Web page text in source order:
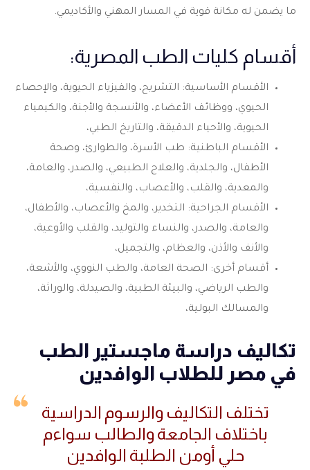
ما يضمن له مكانة قوية في المسار المهني والأكاديمي.
أقسام كليات الطب المصرية:
الأقسام الأساسية: التشريح، والفيزياء الحيوية، والإحصاء
الحيوي، ووظائف الأعضاء، والأنسجة والأجنة، والكيمياء
الحيوية، والأحياء الدقيقة، والتاريخ الطبي،
الأقسام الباطنية: طب الأسرة، والطوارئ، وصحة
الأطفال، والجلدية، والعلاج الطبيعي، والصدر، والعامة،
والمعدية، والقلب، والأعصاب، والنفسية،
الأقسام الجراحية: التخدير، والمخ والأعصاب، والأطفال،
والعامة، والصدر، والنساء والتوليد، والقلب والأوعية،
والأنف والأذن، والعظام، والتجميل،
أقسام أخرى: الصحة العامة، والطب النووي، والأشعة،
والطب الرياضي، والبيئة الطبية، والصيدلة، والوراثة،
والمسالك البولية،
تكاليف دراسة ماجستير الطب
في مصر للطلاب الوافدين
تختلف التكاليف والرسوم الدراسية
باختلاف الجامعة والطالب سواءم
حلي أومن الطلبة الوافدين